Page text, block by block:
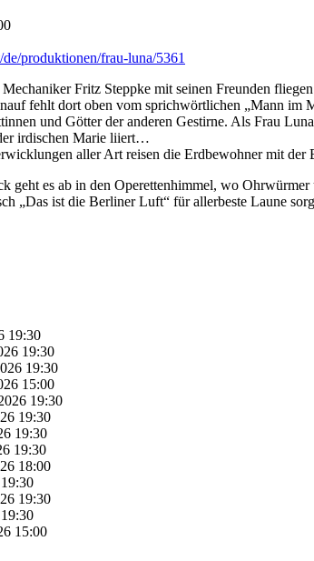
produktionen/frau-luna/5361
Fritz Steppke mit seinen Freunden
fehlt dort oben vom sprichwörtlichen „Mann im
und Götter der anderen Gestirne. Als Frau
irdischen Marie liiert…
aller Art reisen die Erdbewohner mit
geht es ab in den Operettenhimmel, wo
„Das ist die Berliner Luft“ für allerbeste Laune
19:30
19:30
19:30
15:00
19:30
19:30
19:30
19:30
18:00
19:30
19:30
19:30
15:00